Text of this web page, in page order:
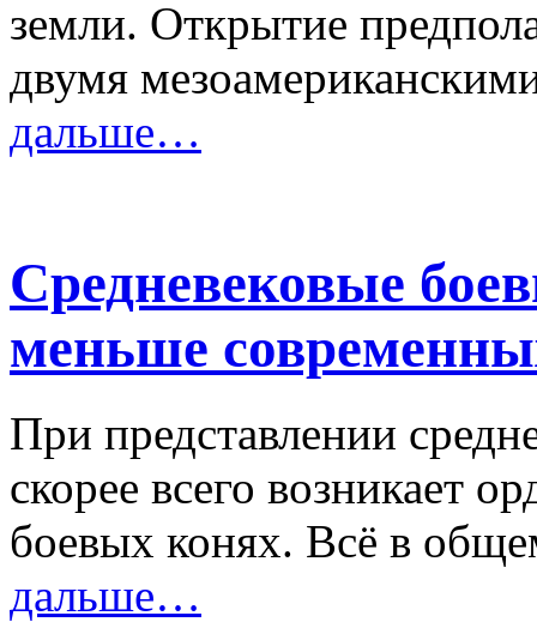
земли. Открытие
двумя
дальше…
Средневековые
меньше
При представлении
скорее всего возникает
боевых конях. Всё в
дальше…